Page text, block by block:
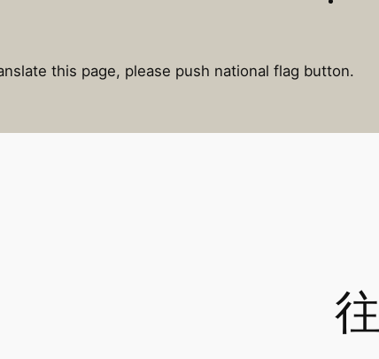
this page, please push national flag button.